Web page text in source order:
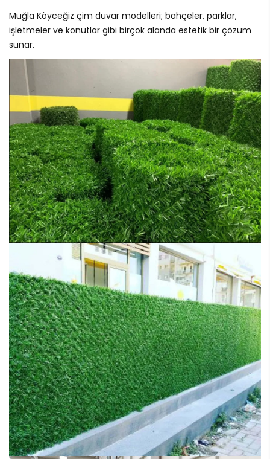
Muğla Köyceğiz çim duvar modelleri; bahçeler, parklar,
işletmeler ve konutlar gibi birçok alanda estetik bir çözüm
sunar.